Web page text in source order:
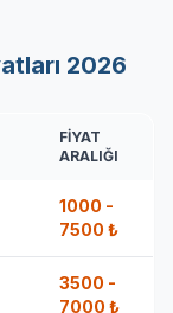
2026
FIYAT
ARALIĞI
1000 -
7500 ₺
3500 -
7000 ₺